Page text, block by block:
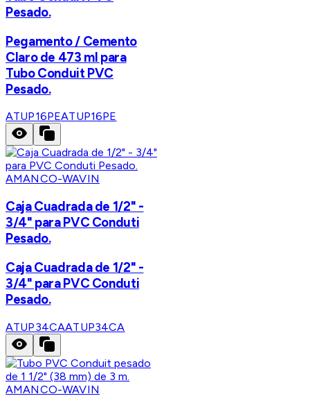
Pesado.
Pegamento / Cemento
Claro de 473 ml para
Tubo Conduit PVC
Pesado.
ATUP16PEATUP16PE
AMANCO-WAVIN
Caja Cuadrada de 1/2" -
3/4" para PVC Conduti
Pesado.
Caja Cuadrada de 1/2" -
3/4" para PVC Conduti
Pesado.
ATUP34CAATUP34CA
AMANCO-WAVIN